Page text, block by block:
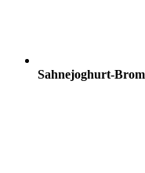
Sahnejoghurt-